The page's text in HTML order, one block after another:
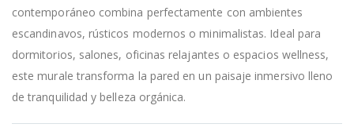
contemporáneo combina perfectamente con ambientes
escandinavos, rústicos modernos o minimalistas. Ideal para
dormitorios, salones, oficinas relajantes o espacios wellness,
este murale transforma la pared en un paisaje inmersivo lleno
de tranquilidad y belleza orgánica.